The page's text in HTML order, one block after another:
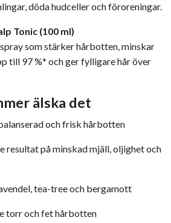
döda hudceller och föroreningar.
Tonic (100 ml)
som stärker hårbotten, minskar
till 97 %* och ger fylligare hår över
älska det
och frisk hårbotten
resultat på minskad mjäll, oljighet och
tea-tree och bergamott
torr och fet hårbotten